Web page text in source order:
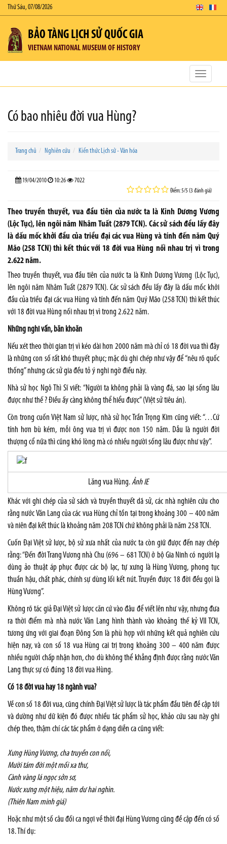
Thứ Sáu, 07/08/2026
BẢO TÀNG LỊCH SỬ QUỐC GIA
VIETNAM NATIONAL MUSEUM OF HISTORY
Toggle
Có bao nhiêu đời vua Hùng?
Trang chủ Nghiên cứu Kiến thức Lịch sử - Văn hóa
19/04/2010 10:26 7022
Điểm: 5/5 (3 đánh giá)
Theo truyền thuyết, vua đầu tiên của nước ta là Kinh Dương Vương
(Lộc Tục), lên ngôi năm Nhâm Tuất (2879 TCN). Các sử sách đều lấy đây
là dấu mốc khởi đầu của triều đại các vua Hùng và tính đến năm Quý
Mão (258 TCN) thì kết thúc với 18 đời vua Hùng nối nhau trị vì trong
2.622 năm.
Theo truyền thuyết, vua đầu tiên của nước ta là Kinh Dương Vương (Lộc Tục),
lên ngôi năm Nhâm Tuất (2879 TCN). Các sử sách đều lấy đây là dấu mốc khởi
đầu của triều đại các vua Hùng và tính đến năm Quý Mão (258 TCN) thì kết thúc
với 18 đời vua Hùng nối nhau trị vì trong 2.622 năm.
Những nghi vấn, băn khoăn
Nếu xét theo thời gian trị vì kéo dài hơn 2000 năm mà chỉ có 18 đời vua thì đây
là những con số rất khó thuyết phục; mặc dù ghi chép như vậy để “nêu rõ quốc
thống” nhưng các sử gia đều tỏ ý nghi ngờ điều này.
Nhà sử học Ngô Thì Sĩ viết: “Người ta không phải là vàng đá, sao lại sống lâu
được như thế ? Điều ấy càng không thể hiểu được” (Việt sử tiêu án).
Còn trong cuốn Việt Nam sử lược, nhà sử học Trần Trọng Kim cũng viết: “…Cứ
tính hơn bù kém, mỗi ông vua trị vì được non 150 năm. Dẫu là người đời
thượng cổ nữa thì cũng khó lòng mà có nhiều người sống lâu được như vậy”.
Lăng vua Hùng.Ảnh IE
Khác với ghi chép của sử sách và truyền thuyết dã sử, các nhà nghiên cứu cho
rằng nước Văn Lang của các vua Hùng chỉ tồn tại trong khoảng 300 – 400 năm
và niên đại kết thúc là khoảng năm 208 TCN chứ không phải là năm 258 TCN.
Cuốn Đại Việt sử lược, bộ sử xưa nhất của nước ta còn giữ được đến nay chép
rằng: “Đến đời Trang Vương nhà Chu (696 – 681 TCN) ở bộ Gia Ninh có người lạ
dùng ảo thuật áp phục được các bộ lạc, tự xưng là Hùng Vương, phong tục
thuần hậu, chất phác, chính sự dùng lối kết nút. Truyền được 18 đời đều gọi là
Hùng Vương”.
Không rõ tác giả Đại Việt sử lược căn cứ vào đâu để viết lên như vậy, nhưng đưa
ra thời điểm mà nhà nước Văn Lang hình thành vào khoảng thế kỷ VII TCN,
tương ứng với giai đoạn Đông Sơn là phù hợp với những kết quả nghiên cứu
hiện nay, và con số 18 vua Hùng cai trị trong khoảng 300 – 400 năm được
nhiều người chấp nhận hơn, cho dù không thể khẳng định được rằng nước Văn
Lang thực sự có đúng 18 đời vua Hùng.
Có 18 đời vua hay 18 ngành vua?
Về con số 18 đời vua, cũng chính Đại Việt sử lược là tác phẩm đầu tiên đề cập tới
và dường như dữ kiện đó được nhiều tác phẩm sử học, khảo cứu sau này ghi
chép theo, thậm chí các tác phẩm ở dạng diễn ca cũng viết:
Xưng Hùng Vương, cha truyền con nối,
Mười tám đời một mối xa thư,
Cành vàng lá ngọc sởn sơ,
Nước xưng một hiệu, năm dư hai nghìn.
(Thiên Nam minh giá)
Hoặc như một số câu đối ca ngợi về thời đại Hùng Vương cũng đề cập đến có số
18. Thí dụ: